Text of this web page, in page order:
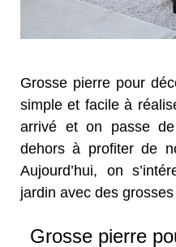
Grosse pierre pour
simple et facile à
arrivé et on passe
dehors à profiter de
Aujourd’hui, on
jardin avec des
Grosse pierre